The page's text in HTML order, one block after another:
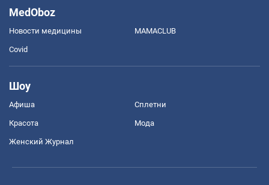
MedOboz
Новости медицины MAMACLUB
Covid
Шоу
Афиша Сплетни
Красота Мода
Женский Журнал